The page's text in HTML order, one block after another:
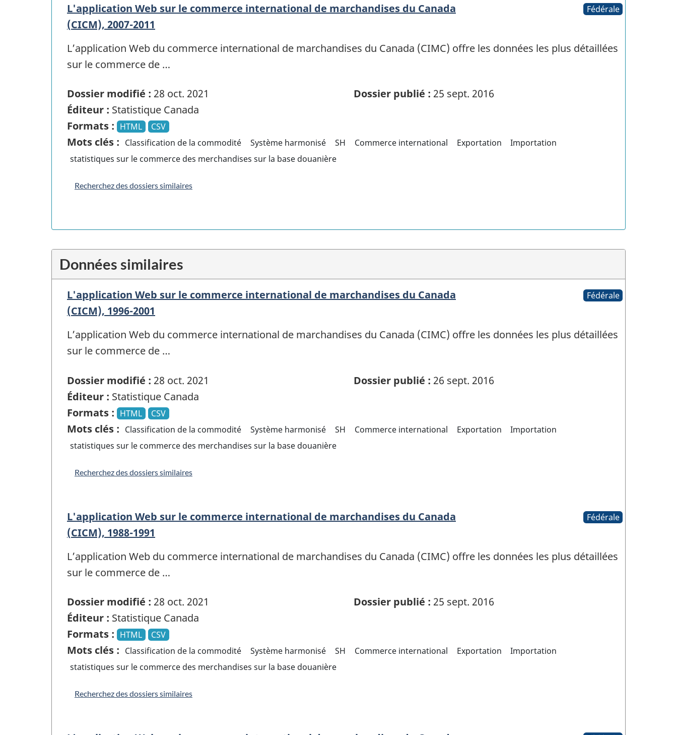
L'application Web sur le commerce international de marchandises du Canada
(CICM), 2007-2011
Fédérale
L’application Web du commerce international de marchandises du Canada (CIMC) offre les données les plus détaillées
sur le commerce de …
Dossier modifié : 28 oct. 2021 Dossier publié : 25 sept. 2016
Éditeur : Statistique Canada
Formats : HTML CSV
Mots clés : Classification de la commodité Système harmonisé SH Commerce international Exportation
Importation
statistiques sur le commerce des merchandises sur la base douanière
Recherchez des dossiers similaires
Données similaires
L'application Web sur le commerce international de marchandises du Canada
(CICM), 1996-2001
Fédérale
L’application Web du commerce international de marchandises du Canada (CIMC) offre les données les plus détaillées
sur le commerce de …
Dossier modifié : 28 oct. 2021 Dossier publié : 26 sept. 2016
Éditeur : Statistique Canada
Formats : HTML CSV
Mots clés : Classification de la commodité Système harmonisé SH Commerce international Exportation
Importation
statistiques sur le commerce des merchandises sur la base douanière
Recherchez des dossiers similaires
L'application Web sur le commerce international de marchandises du Canada
(CICM), 1988-1991
Fédérale
L’application Web du commerce international de marchandises du Canada (CIMC) offre les données les plus détaillées
sur le commerce de …
Dossier modifié : 28 oct. 2021 Dossier publié : 25 sept. 2016
Éditeur : Statistique Canada
Formats : HTML CSV
Mots clés : Classification de la commodité Système harmonisé SH Commerce international Exportation
Importation
statistiques sur le commerce des merchandises sur la base douanière
Recherchez des dossiers similaires